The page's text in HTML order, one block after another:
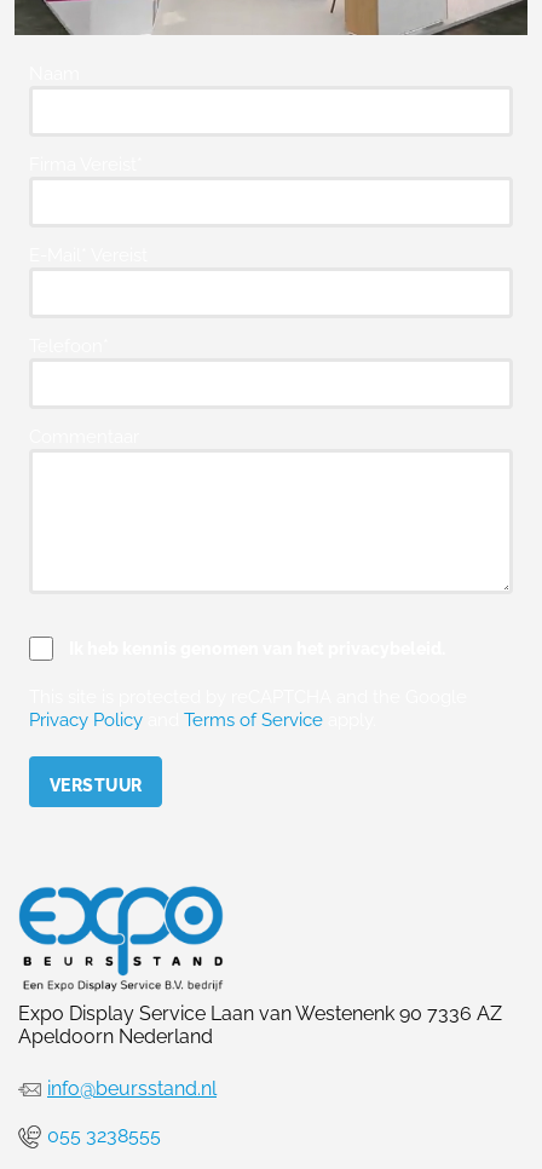
Privacy Policy
Terms of Service
Expo Display Service Laan van Westenenk 90 7336 AZ
Apeldoorn Nederland
info@beursstand.nl
055 3238555